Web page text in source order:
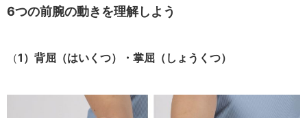
6つの前腕の動きを理解しよう
（1）背屈（はいくつ）・掌屈（しょうくつ）